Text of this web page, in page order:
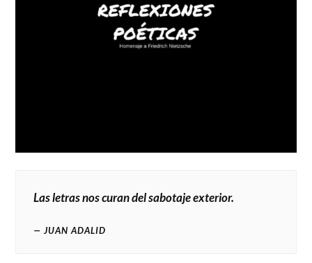
Las letras nos curan del sabotaje exterior.
JUAN ADALID